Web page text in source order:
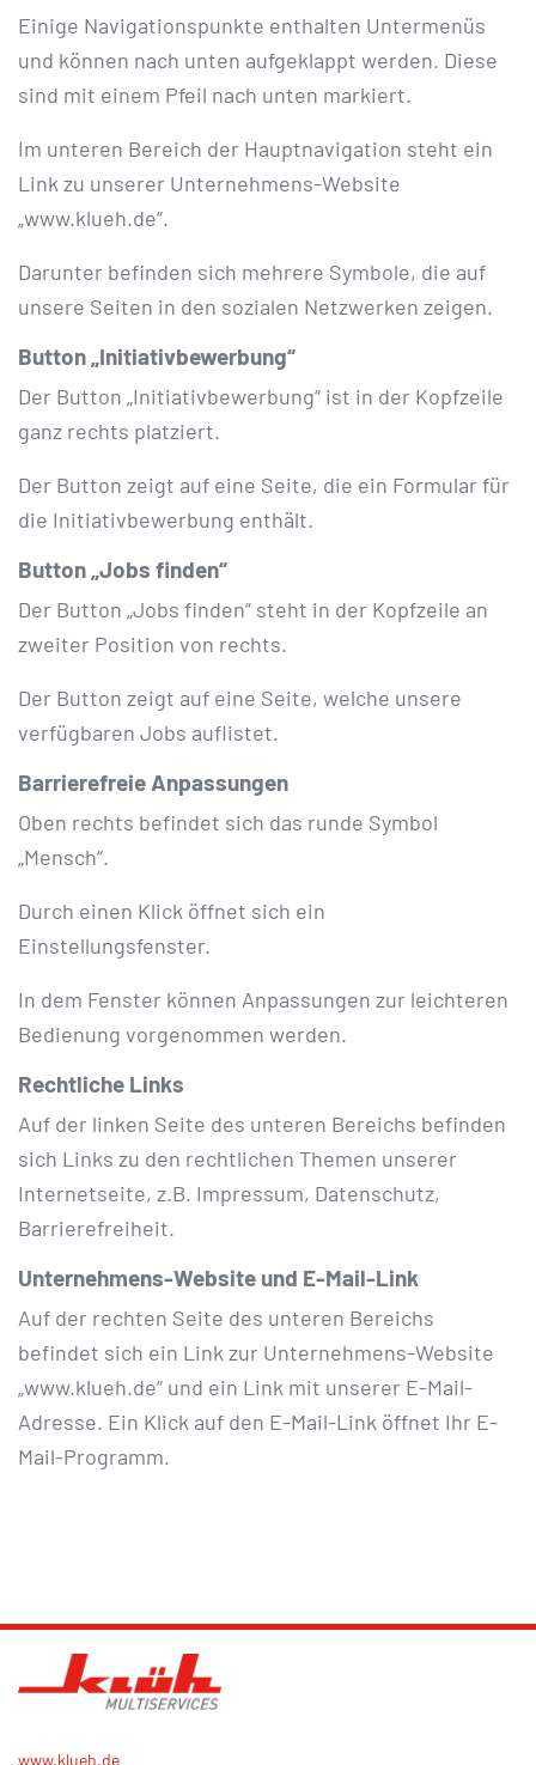
Einige Navigationspunkte enthalten Untermenüs
und können nach unten aufgeklappt werden. Diese
sind mit einem Pfeil nach unten markiert.
Im unteren Bereich der Hauptnavigation steht ein
Link zu unserer Unternehmens-Website
„www.klueh.de“.
Darunter befinden sich mehrere Symbole, die auf
unsere Seiten in den sozialen Netzwerken zeigen.
Button „Initiativbewerbung“
Der Button „Initiativbewerbung“ ist in der Kopfzeile
ganz rechts platziert.
Der Button zeigt auf eine Seite, die ein Formular für
die Initiativbewerbung enthält.
Button „Jobs finden“
Der Button „Jobs finden“ steht in der Kopfzeile an
zweiter Position von rechts.
Der Button zeigt auf eine Seite, welche unsere
verfügbaren Jobs auflistet.
Barrierefreie Anpassungen
Oben rechts befindet sich das runde Symbol
„Mensch“.
Durch einen Klick öffnet sich ein
Einstellungsfenster.
In dem Fenster können Anpassungen zur leichteren
Bedienung vorgenommen werden.
Rechtliche Links
Auf der linken Seite des unteren Bereichs befinden
sich Links zu den rechtlichen Themen unserer
Internetseite, z.B. Impressum, Datenschutz,
Barrierefreiheit.
Unternehmens-Website und E-Mail-Link
Auf der rechten Seite des unteren Bereichs
befindet sich ein Link zur Unternehmens-Website
„www.klueh.de“ und ein Link mit unserer E-Mail-
Adresse. Ein Klick auf den E-Mail-Link öffnet Ihr E-
Mail-Programm.
www.klueh.de